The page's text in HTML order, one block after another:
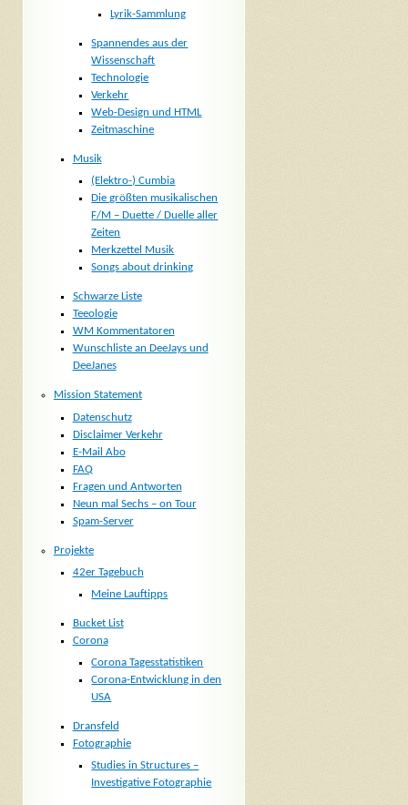
Lyrik-Sammlung
Spannendes aus der
Wissenschaft
Technologie
Verkehr
Web-Design und HTML
Zeitmaschine
Musik
(Elektro-) Cumbia
Die größten musikalischen
F/M – Duette / Duelle aller
Zeiten
Merkzettel Musik
Songs about drinking
Schwarze Liste
Teeologie
WM Kommentatoren
Wunschliste an DeeJays und
DeeJanes
Mission Statement
Datenschutz
Disclaimer Verkehr
E-Mail Abo
FAQ
Fragen und Antworten
Neun mal Sechs – on Tour
Spam-Server
Projekte
42er Tagebuch
Meine Lauftipps
Bucket List
Corona
Corona Tagesstatistiken
Corona-Entwicklung in den
USA
Dransfeld
Fotographie
Studies in Structures –
Investigative Fotographie